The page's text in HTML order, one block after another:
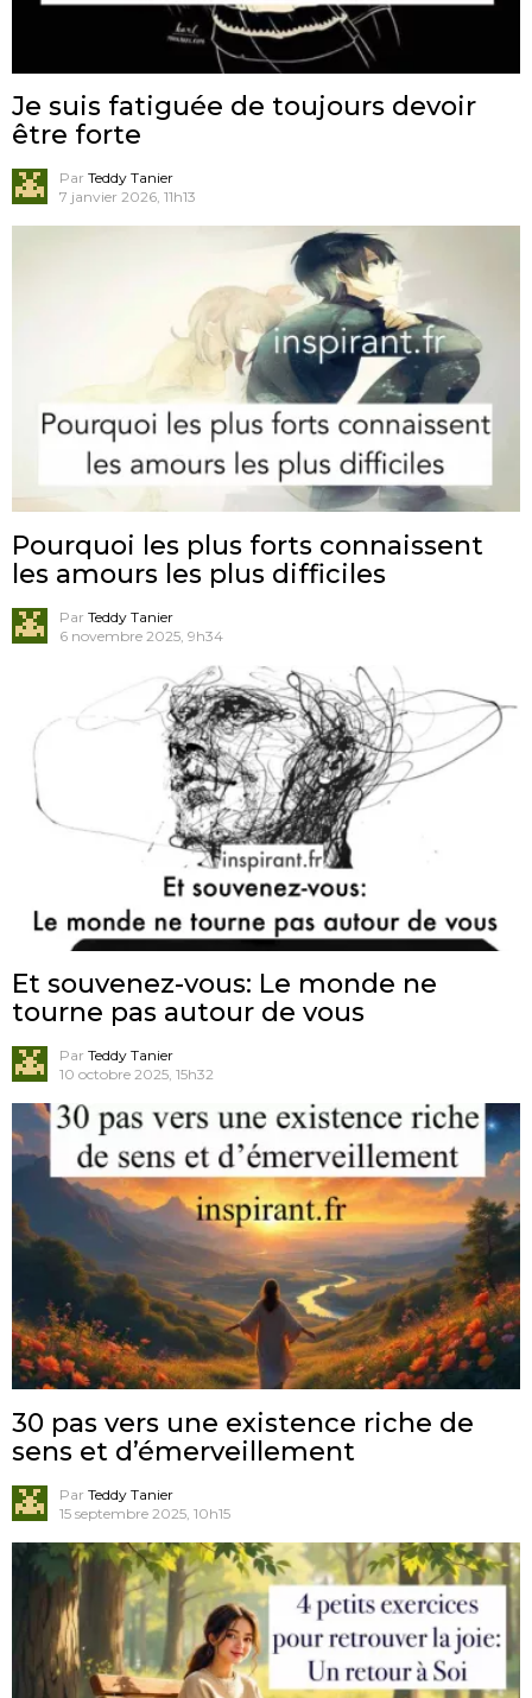
Je suis fatiguée de toujours devoir
être forte
Par Teddy Tanier
7 janvier 2026, 11h13
Pourquoi les plus forts connaissent
les amours les plus difficiles
Par Teddy Tanier
6 novembre 2025, 9h34
Et souvenez-vous: Le monde ne
tourne pas autour de vous
Par Teddy Tanier
10 octobre 2025, 15h32
30 pas vers une existence riche de
sens et d’émerveillement
Par Teddy Tanier
15 septembre 2025, 10h15